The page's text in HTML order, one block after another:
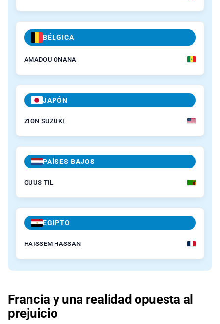
BÉLGICA
AMADOU ONANA
JAPÓN
ZION SUZUKI
PAÍSES BAJOS
GUUS TIL
EGIPTO
HAISSEM HASSAN
Francia y una realidad opuesta al
prejuicio